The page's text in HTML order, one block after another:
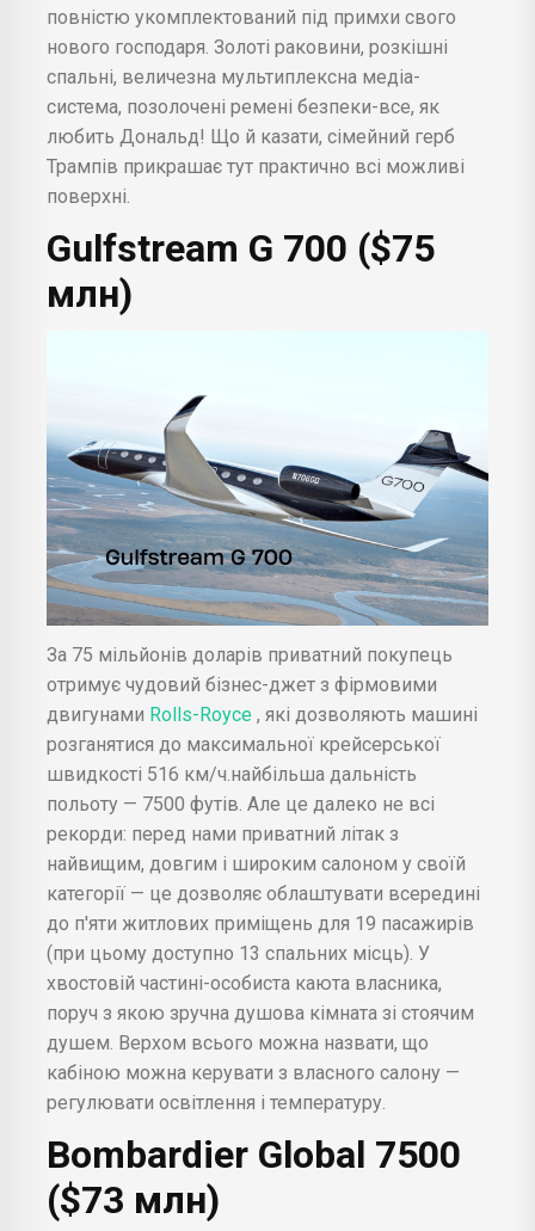
повністю укомплектований під примхи свого
нового господаря. Золоті раковини, розкішні
спальні, величезна мультиплексна медіа-
система, позолочені ремені безпеки-все, як
любить Дональд! Що й казати, сімейний герб
Трампів прикрашає тут практично всі можливі
поверхні.
Gulfstream G 700 ($75
млн)
За 75 мільйонів доларів приватний покупець
отримує чудовий бізнес-джет з фірмовими
двигунами Rolls-Royce , які дозволяють машині
розганятися до максимальної крейсерської
швидкості 516 км/ч.найбільша дальність
польоту — 7500 футів. Але це далеко не всі
рекорди: перед нами приватний літак з
найвищим, довгим і широким салоном у своїй
категорії — це дозволяє облаштувати всередині
до п'яти житлових приміщень для 19 пасажирів
(при цьому доступно 13 спальних місць). У
хвостовій частині-особиста каюта власника,
поруч з якою зручна душова кімната зі стоячим
душем. Верхом всього можна назвати, що
кабіною можна керувати з власного салону —
регулювати освітлення і температуру.
Bombardier Global 7500
($73 млн)